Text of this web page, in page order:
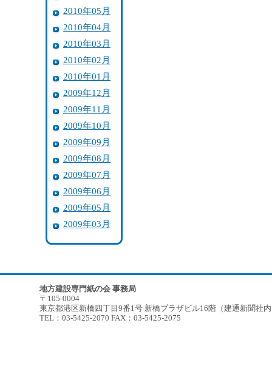
2010年05月
2010年04月
2010年03月
2010年02月
2010年01月
2009年12月
2009年11月
2009年10月
2009年09月
2009年08月
2009年07月
2009年06月
2009年05月
2009年03月
地方建設専門紙の会 事務局
〒105-0004
東京都港区新橋四丁目9番1号 新橋プラザビル16階（建通新聞社
TEL：03-5425-2070 FAX：03-5425-2075